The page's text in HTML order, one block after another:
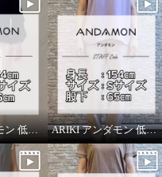
ARIKI アンダモン 低身長スタッフがはいてみました！ ARIKI アンダモン 低身長スタッフがはいてみました！